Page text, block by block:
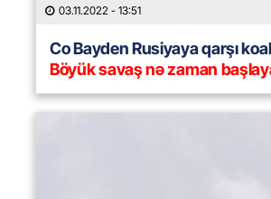
03.11.2022 - 13:51
Co Bayden Rusiyaya qarşı
Böyük savaş nə zaman